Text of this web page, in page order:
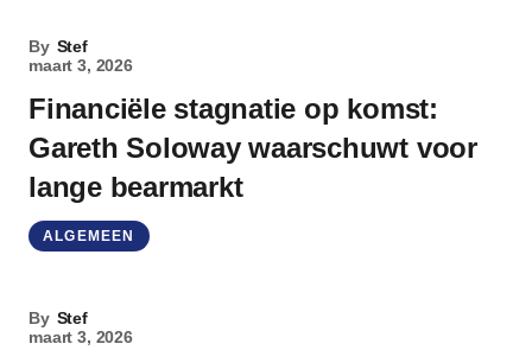
By Stef
maart 3, 2026
Financiële stagnatie op komst:
Gareth Soloway waarschuwt voor
lange bearmarkt
ALGEMEEN
By Stef
maart 3, 2026